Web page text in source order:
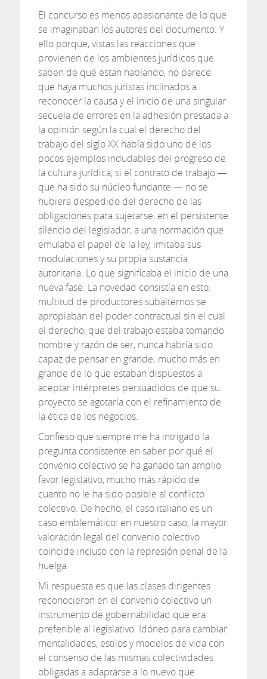
El concurso es menos apasionante de lo que
se imaginaban los autores del documento. Y
ello porque, vistas las reacciones que
provienen de los ambientes jurídicos que
saben de qué estan hablando, no parece
que haya muchos juristas inclinados a
reconocer la causa y el inicio de una singular
secuela de errores en la adhesión prestada a
la opinión según la cual el derecho del
trabajo del siglo XX había sido uno de los
pocos ejemplos indudables del progreso de
la cultura jurídica, si el contrato de trabajo —
que ha sido su núcleo fundante — no se
hubiera despedido del derecho de las
obligaciones para sujetarse, en el persistente
silencio del legislador, a una normación que
emulaba el papel de la ley, imitaba sus
modulaciones y su propia sustancia
autoritaria. Lo que significaba el inicio de una
nueva fase. La novedad consistía en esto:
multitud de productores subalternos se
apropiaban del poder contractual sin el cual
el derecho, que del trabajo estaba tomando
nombre y razón de ser, nunca habría sido
capaz de pensar en grande; mucho más en
grande de lo que estaban dispuestos a
aceptar intérpretes persuadidos de que su
proyecto se agotaría con el refinamiento de
la ética de los negocios.
Confieso que siempre me ha intrigado la
pregunta consistente en saber por qué el
convenio colectivo se ha ganado tan amplio
favor legislativo, mucho más rápido de
cuanto no le ha sido posible al conflicto
colectivo. De hecho, el caso italiano es un
caso emblemático: en nuestro caso, la mayor
valoración legal del convenio colectivo
coincide incluso con la represión penal de la
huelga.
Mi respuesta es que las clases dirigentes
reconocieron en el convenio colectivo un
instrumento de gobernabilidad que era
preferible al legislativo. Idóneo para cambiar
mentalidades, estilos y modelos de vida con
el consenso de las mismas colectividades
obligadas a adaptarse a lo nuevo que